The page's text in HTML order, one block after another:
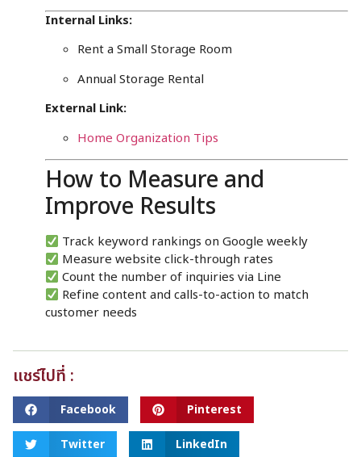
Internal Links:
Rent a Small Storage Room
Annual Storage Rental
External Link:
Home Organization Tips
How to Measure and
Improve Results
Track keyword rankings on Google weekly
Measure website click-through rates
Count the number of inquiries via Line
Refine content and calls-to-action to match
customer needs
แชร์ไปที่ :
Facebook Pinterest
Twitter LinkedIn